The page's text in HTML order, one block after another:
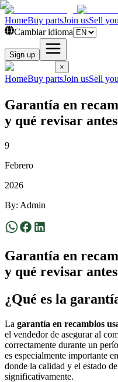
HomeBuy partsJoin usSell
Cambiar idioma
Sign up
×
HomeBuy partsJoin usSell
Garantía en
y qué revisar
9
Febrero
2026
By: Admin
Garantía en
y qué revisar
¿Qué es la
La garantía en recambios
el vendedor de asegurar al
correctamente durante un
es especialmente importante
donde la calidad y el estado
significativamente.